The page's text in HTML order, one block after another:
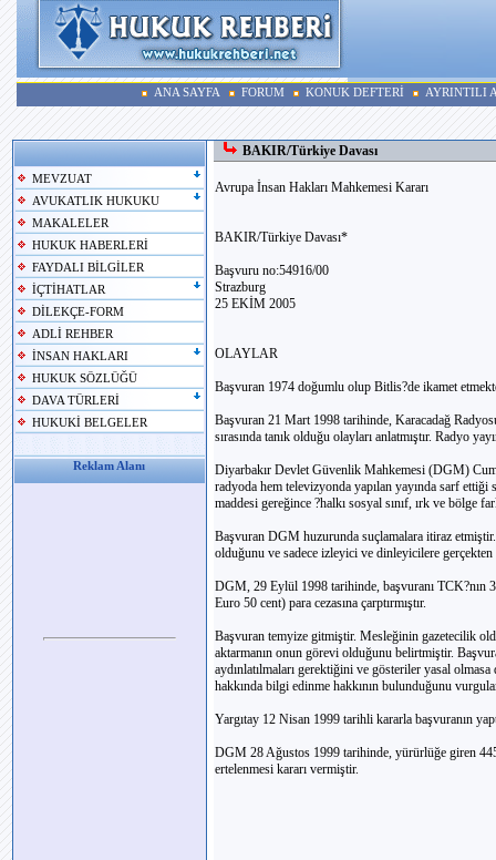
ANA SAYFA FORUM KONUK DEFTERİ AYRINTILI
MEVZUAT
AVUKATLIK HUKUKU
MAKALELER
HUKUK HABERLERİ
FAYDALI BİLGİLER
İÇTİHATLAR
DİLEKÇE-FORM
ADLİ REHBER
İNSAN HAKLARI
HUKUK SÖZLÜĞÜ
DAVA TÜRLERİ
HUKUKİ BELGELER
Reklam Alanı
BAKIR/Türkiye Davası
Avrupa İnsan Hakları Mahkemesi Kararı
BAKIR/Türkiye Davası*
Başvuru no:54916/00
Strazburg
25 EKİM 2005
OLAYLAR
Başvuran 1974 doğumlu olup Bitlis?de ikamet
Başvuran 21 Mart 1998 tarihinde, Karacadağ
sırasında tanık olduğu olayları anlatmıştır. Radyo
Diyarbakır Devlet Güvenlik Mahkemesi (DGM)
radyoda hem televizyonda yapılan yayında sarf
maddesi gereğince ?halkı sosyal sınıf, ırk ve bölge
Başvuran DGM huzurunda suçlamalara itiraz
olduğunu ve sadece izleyici ve dinleyicilere gerçekten
DGM, 29 Eylül 1998 tarihinde, başvuranı TCK?nın
Euro 50 cent) para cezasına çarptırmıştır.
Başvuran temyize gitmiştir. Mesleğinin gazetecilik
aktarmanın onun görevi olduğunu belirtmiştir.
aydınlatılmaları gerektiğini ve gösteriler yasal
hakkında bilgi edinme hakkının bulunduğunu
Yargıtay 12 Nisan 1999 tarihli kararla başvuranın
DGM 28 Ağustos 1999 tarihinde, yürürlüğe giren
ertelenmesi kararı vermiştir.